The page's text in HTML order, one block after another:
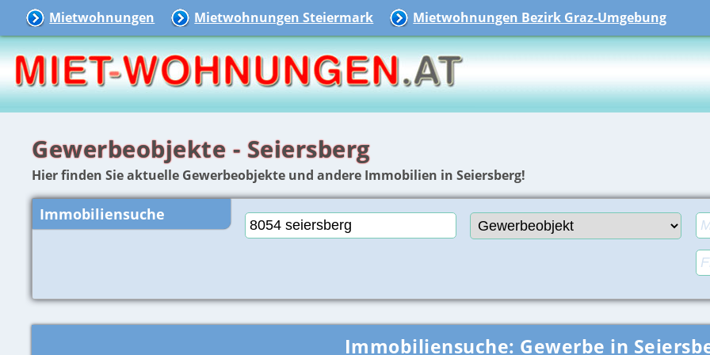
Mietwohnungen Mietwohnungen Steiermark Mietwohnungen Bezirk Graz-Umgebung
Gewerbeobjekte - Seiersberg
Hier finden Sie aktuelle Gewerbeobjekte und andere Immobilien in Seiersberg!
Immobiliensuche
Immobiliensuche: Gewerbe in